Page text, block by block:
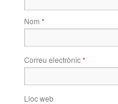
Nom *
Correu electrònic*
Lloc web